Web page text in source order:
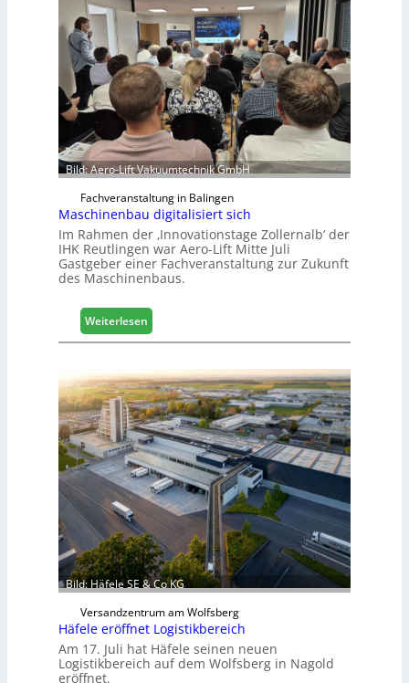
b
r
a
n
c
h
e
e
r
ö
r
t
e
r
t
Z
u
k
n
t
Bild: Aero-Lift Vakuumtechnik GmbH
Fachveranstaltung in Balingen
Maschinenbau digitalisiert sich
Im Rahmen der ‚Innovationstage Zollernalb‘ der
IHK Reutlingen war Aero-Lift Mitte Juli
Gastgeber einer Fachveranstaltung zur Zukunft
des Maschinenbaus.
Weiterlesen
M
s
c
h
i
n
e
n
b
u
d
i
g
i
t
a
i
Bild: Häfele SE & Co KG
Versandzentrum am Wolfsberg
Häfele eröffnet Logistikbereich
Am 17. Juli hat Häfele seinen neuen
Logistikbereich auf dem Wolfsberg in Nagold
eröffnet.